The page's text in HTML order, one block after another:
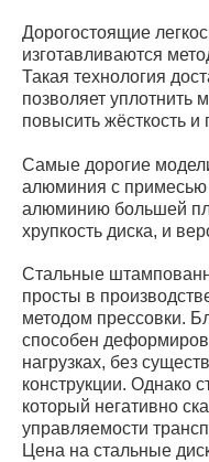
Дорогостоящие
изготавливаются
Такая технология
позволяет
повысить жёсткость и
Самые дорогие
алюминия с примесью
алюминию большей
хрупкость диска, и
Стальные
просты в
методом прессовки.
способен
нагрузках, без
конструкции. Однако
который негативно
управляемости
Цена на стальные